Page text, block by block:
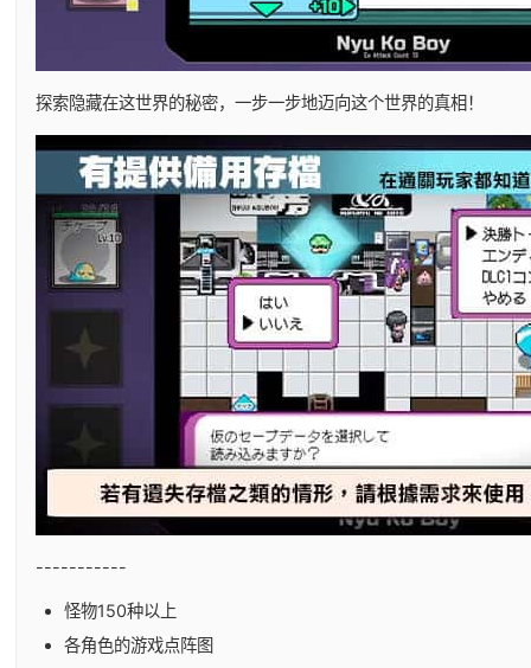
探索隐藏在这世界的秘密，一步一步地迈向这个世界的真相！
-----------
怪物150种以上
各角色的游戏点阵图